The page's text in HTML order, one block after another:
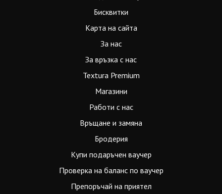
Бисквитки
Карта на сайта
За нас
За връзка с нас
Textura Premium
Магазини
Работи с нас
Връщане и замяна
Бродерия
Купи подаръчен ваучер
Проверка на баланс по ваучер
Препоръчай на приятел